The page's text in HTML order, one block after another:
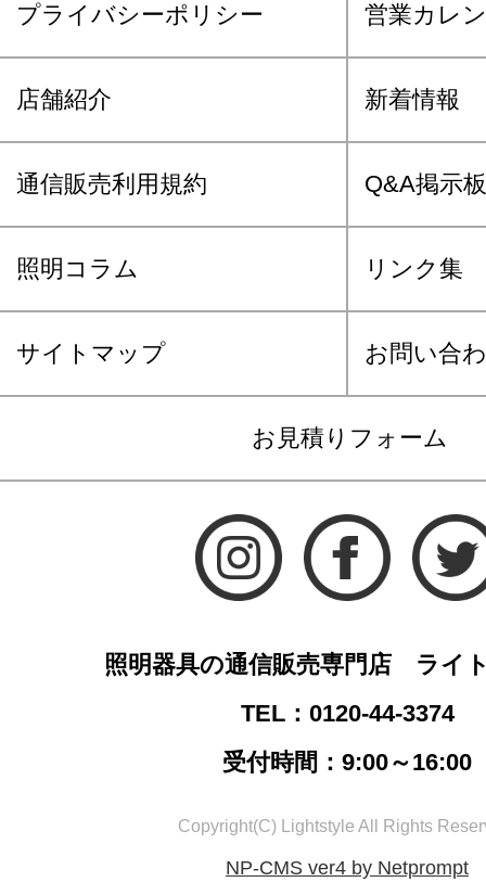
プライバシーポリシー 営業カレ
店舗紹介 新着情報
通信販売利用規約 Q&A掲示板
照明コラム リンク集
サイトマップ お問い合
お見積りフォーム
照明器具の通信販売専門店 ライ
TEL：0120-44-3374
受付時間：9:00～16:00
Copyright(C) Lightstyle All Rights
NP-CMS ver4 by Netprompt